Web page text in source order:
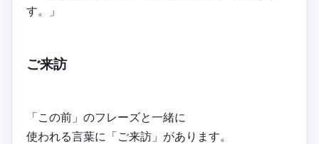
す。」
ご来訪
「この前」のフレーズと一緒に
使われる言葉に「ご来訪」があります。